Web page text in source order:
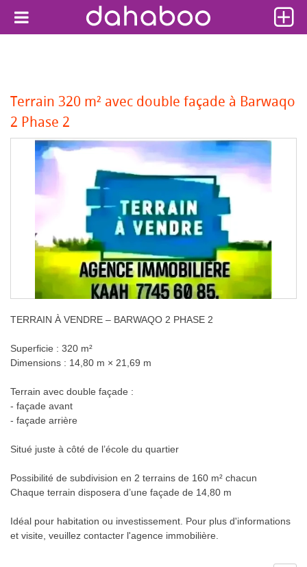
Terrain 320 m² avec double façade à Barwaqo
2 Phase 2
TERRAIN À VENDRE – BARWAQO 2 PHASE 2
Superficie : 320 m²
Dimensions : 14,80 m × 21,69 m
Terrain avec double façade :
- façade avant
- façade arrière
Situé juste à côté de l’école du quartier
Possibilité de subdivision en 2 terrains de 160 m² chacun
Chaque terrain disposera d’une façade de 14,80 m
Idéal pour habitation ou investissement. Pour plus d'informations
et visite, veuillez contacter l'agence immobilière.